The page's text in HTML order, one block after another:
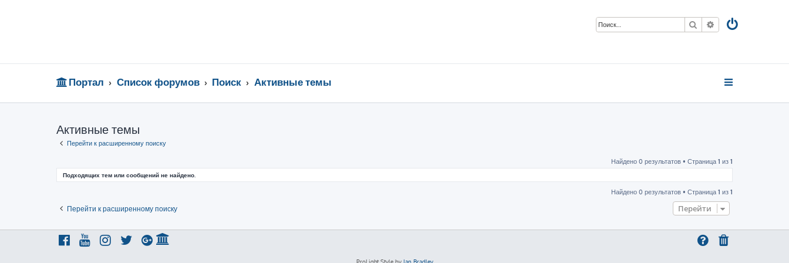
Поиск Расширенный
Портал Список форумов Поиск Активные темы
Активные темы
Перейти к расширенному поиску
Найдено 0 результатов • Страница 1 из 1
Подходящих тем или сообщений не найдено.
Найдено 0 результатов • Страница 1 из 1
Перейти к расширенному поиску Перейти
ProLight Style by Ian Bradley